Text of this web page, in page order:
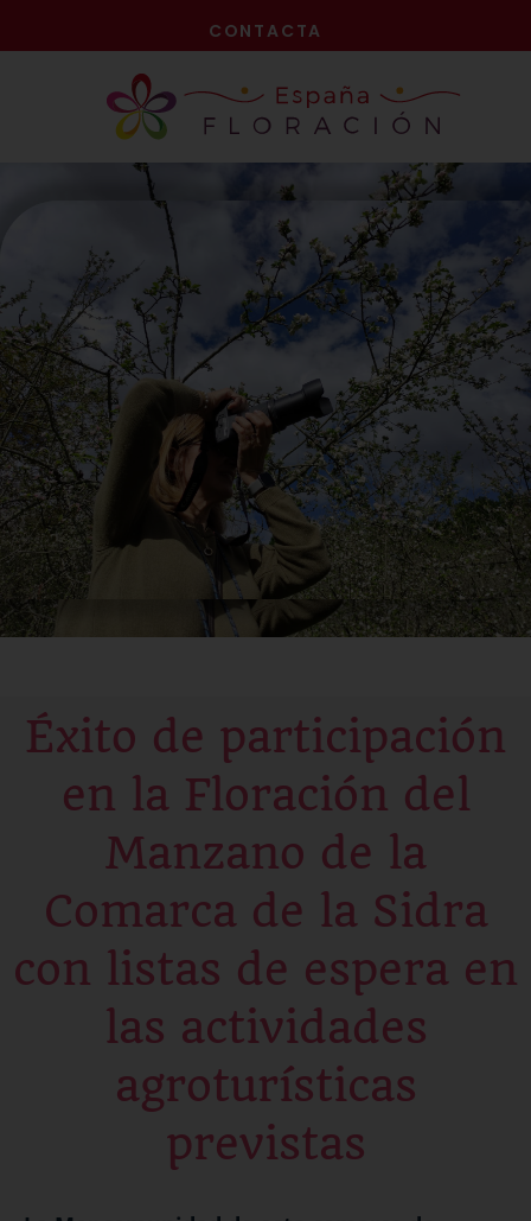
CONTACTA
Éxito de participación
en la Floración del
Manzano de la
Comarca de la Sidra
con listas de espera en
las actividades
agroturísticas
previstas